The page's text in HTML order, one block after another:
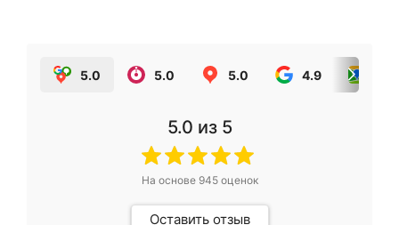
5.0 5.0 5.0 4.9
5.0 из 5
На основе 945оценок
Оставить отзыв